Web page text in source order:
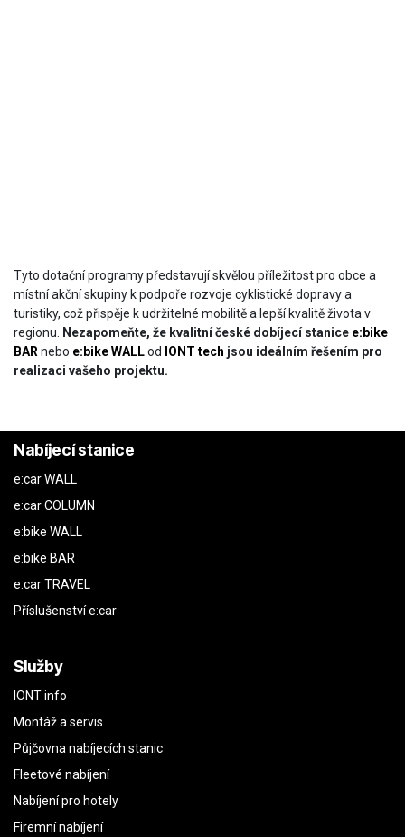
Tyto dotační programy představují skvělou příležitost pro obce a
místní akční skupiny k podpoře rozvoje cyklistické dopravy a
turistiky, což přispěje k udržitelné mobilitě a lepší kvalitě života v
regionu.
Nezapomeňte, že kvalitní české dobíjecí stanice e:bike
BAR nebo e:bike WALLod IONT tech jsou ideálním řešením pro
realizaci vašeho projektu.
Nabíjecí stanice
e:car WALL
e:car COLUMN
e:bike WALL
e:bike BAR
e:car TRAVEL
Příslušenství e:car
Služby
IONT info
Montáž a servis
Půjčovna nabíjecích stanic
Fleetové nabíjení
Nabíjení pro hotely
Firemní nabíjení